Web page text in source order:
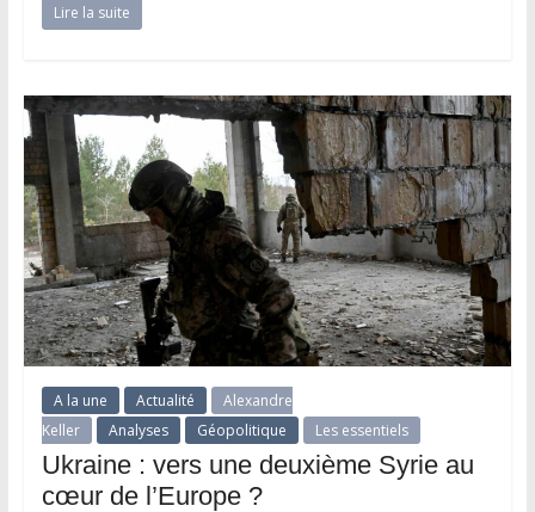
Lire la suite
A la une Actualité
Alexandre
Keller
Analyses Géopolitique Les essentiels
Ukraine : vers une deuxième Syrie au
cœur de l’Europe ?